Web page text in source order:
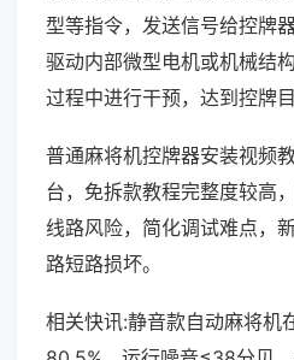
型等指令，发送信号给控牌
驱动内部微型电机或机械结
过程中进行干预，达到控牌目
普通麻将机控牌器安装视频
台，免拆款教程完整度较高
线路风险，简化调试难点，
路短路损坏。
相关快讯:静音款自动麻将机